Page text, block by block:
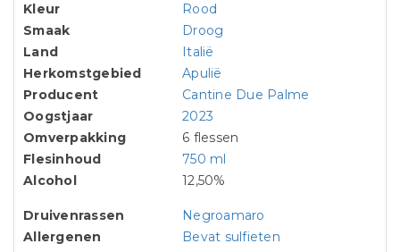
Kleur
Rood
Smaak
Droog
Land
Italië
Herkomstgebied
Apulië
Producent
Cantine Due Palme
Oogstjaar
2023
Omverpakking
6 flessen
Flesinhoud
750 ml
Alcohol
12,50%
Druivenrassen
Negroamaro
Allergenen
Bevat sulfieten